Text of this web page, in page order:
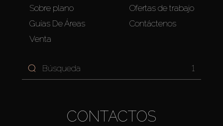
Sobre plano
Guías De Áreas
Venta
Ofertas de trabajo
Contáctenos
1
CONTACTOS